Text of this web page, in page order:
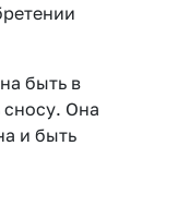
быть в
Она
и быть